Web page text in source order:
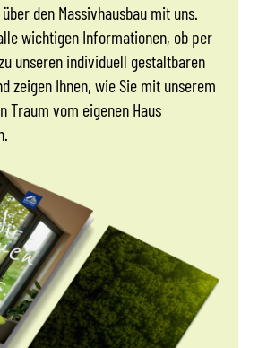
den Massivhausbau mit uns.
wichtigen Informationen, ob per
unseren individuell gestaltbaren
zeigen Ihnen, wie Sie mit unserem
Traum vom eigenen Haus